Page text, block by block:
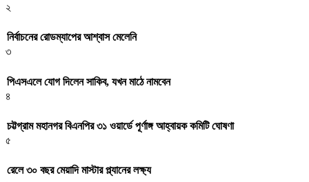
২
নির্বাচনের রোডম্যাপের আশ্বাস মেলেনি
৩
পিএসএলে যোগ দিলেন সাকিব, যখন মাঠে নামবেন
৪
চট্টগ্রাম মহানগর বিএনপির ৩১ ওয়ার্ডে পূর্ণাঙ্গ আহ্বায়ক কমিটি ঘোষণা
৫
রেলে ৩০ বছর মেয়াদি মাস্টার প্ল্যানের লক্ষ্য